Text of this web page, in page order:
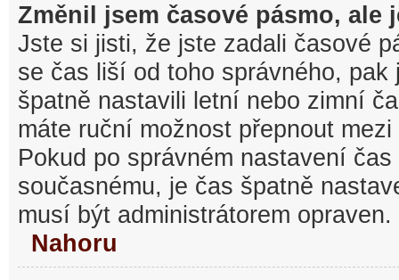
Změnil jsem časové pásmo, ale
Jste si jisti, že jste zadali časové
se čas liší od toho správného, pak
špatně nastavili letní nebo zimní
máte ruční možnost přepnout
Pokud po správném nastavení
současnému, je čas špatně
musí být administrátorem opraven.
Nahoru